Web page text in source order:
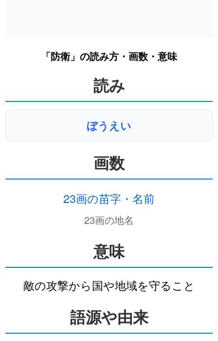
「防衛」の読み方・画数・意味
読み
ぼうえい
画数
23画の苗字・名前
23画の地名
意味
敵の攻撃から国や地域を守ること
語源や由来